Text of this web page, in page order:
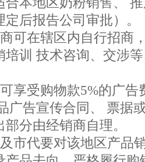
定后报告公司审批）。
可在辖区内自行招商
培训 技术咨询、交涉
享受购物款5%的广告
广告宣传合同、 票据
分由经销商自理。
市代要对该地区产品